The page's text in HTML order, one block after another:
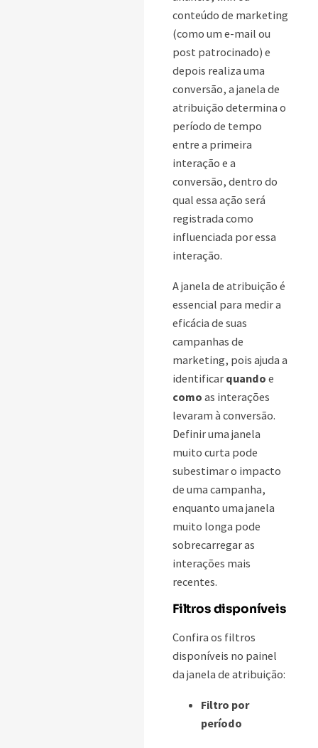
conteúdo de marketing
(como um e-mail ou
post patrocinado) e
depois realiza uma
conversão, a janela de
atribuição determina o
período de tempo
entre a primeira
interação e a
conversão, dentro do
qual essa ação será
registrada como
influenciada por essa
interação.
A janela de atribuição é
essencial para medir a
eficácia de suas
campanhas de
marketing, pois ajuda a
identificar quando e
como as interações
levaram à conversão.
Definir uma janela
muito curta pode
subestimar o impacto
de uma campanha,
enquanto uma janela
muito longa pode
sobrecarregar as
interações mais
recentes.
Filtros disponíveis
Confira os filtros
disponíveis no painel
da janela de atribuição:
Filtro por
período